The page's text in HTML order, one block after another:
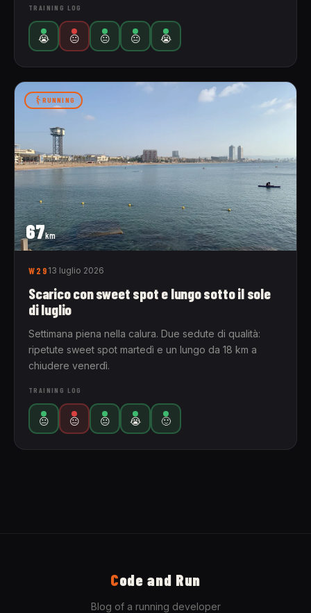
TRAINING LOG
😭 😐 😐 😐 😭
67km
RUNNING
W29 13 luglio 2026
Scarico con sweet spot e lungo sotto il sole
di luglio
Settimana piena nella calura. Due sedute di qualità:
ripetute sweet spot martedì e un lungo da 18 km a
chiudere venerdì.
TRAINING LOG
😐 😐 😐 😭 🙂
Code and Run
Blog of a running developer